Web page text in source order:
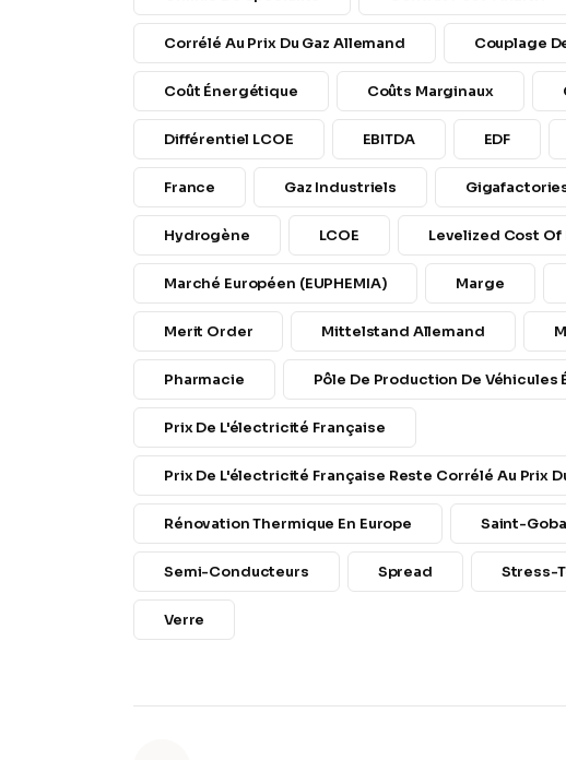
Corrélé Au Prix Du Gaz Allemand Couplage
Coût Énergétique Coûts Marginaux
Différentiel LCOE EBITDA EDF
France Gaz Industriels
Hydrogène LCOE Levelized Cost Of
Marché Européen (EUPHEMIA) Marge
Merit Order Mittelstand Allemand
Pharmacie Pôle De Production De Véhicules
Prix De L'électricité Française
Prix De L'électricité Française Reste Corrélé Au Prix
Rénovation Thermique En Europe Saint-
Semi-Conducteurs Spread Stress-
Verre